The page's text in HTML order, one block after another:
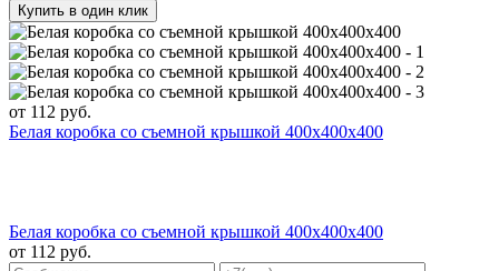
Купить в один клик
от 112 руб.
Белая коробка со съемной крышкой 400х400х400
Белая коробка со съемной крышкой 400х400х400
от 112 руб.